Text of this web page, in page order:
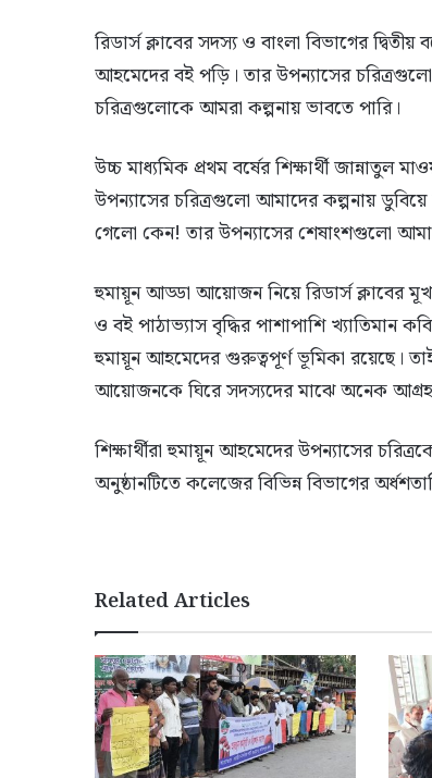
রিডার্স ক্লাবের সদস্য ও বাংলা বিভাগের
আহমেদের বই পড়ি। তার উপন্যাসের
চরিত্রগুলোকে আমরা কল্পনায় ভাবতে পারি।
উচ্চ মাধ্যমিক প্রথম বর্ষের শিক্ষার্থী
উপন্যাসের চরিত্রগুলো আমাদের কল্পনায়
গেলো কেন! তার উপন্যাসের শেষাংশগুলো
হুমায়ূন আড্ডা আয়োজন নিয়ে রিডার্স ক্লাবের
ও বই পাঠাভ্যাস বৃদ্ধির পাশাপাশি খ্যাতিমান
হুমায়ূন আহমেদের গুরুত্বপূর্ণ ভূমিকা রয়েছে।
আয়োজনকে ঘিরে সদস্যদের মাঝে অনেক আগ্রহ
শিক্ষার্থীরা হুমায়ূন আহমেদের উপন্যাসের
অনুষ্ঠানটিতে কলেজের বিভিন্ন বিভাগের
Related Articles